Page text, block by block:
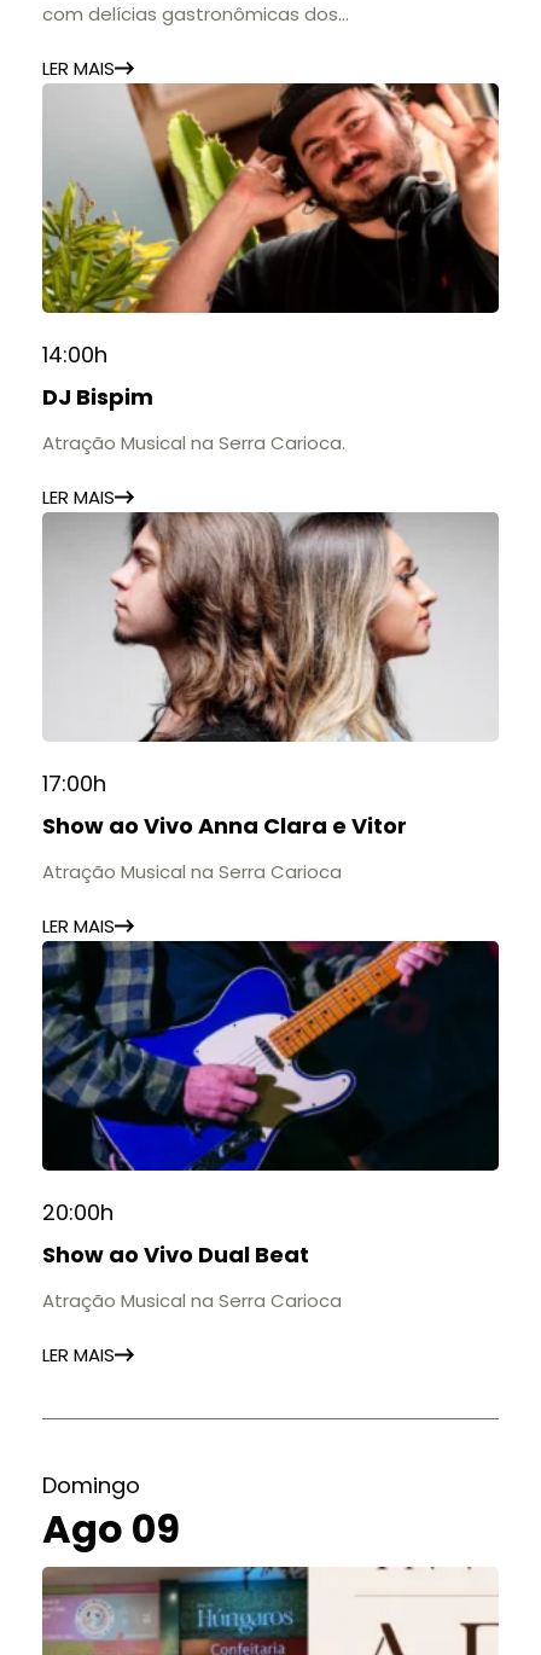
com delícias gastronômicas dos
LER MAIS
14:00h
DJ Bispim
Atração Musical na Serra Carioca.
LER MAIS
17:00h
Show ao Vivo Anna Clara e Vitor
Atração Musical na Serra Carioca
LER MAIS
20:00h
Show ao Vivo Dual Beat
Atração Musical na Serra Carioca
LER MAIS
Domingo
Ago 09